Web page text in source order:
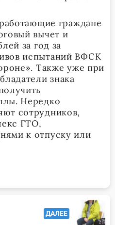
граждане
вычет и
за год за
испытаний ВФСК
Также уже при
знака
Нередко
сотрудников,
ГТО,
к отпуску или
ДАЛЕЕ